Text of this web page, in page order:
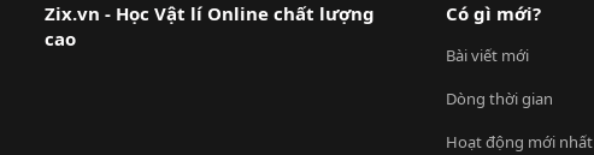
Zix.vn - Học Vật lí Online chất lượng
cao
Có gì mới?
Bài viết mới
Dòng thời gian
Hoạt động mới nhất